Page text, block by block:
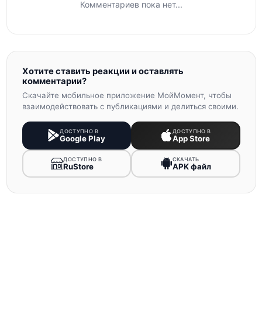
Комментариев пока нет...
Хотите ставить реакции и оставлять
комментарии?
Скачайте мобильное приложение МойМомент, чтобы
взаимодействовать с публикациями и делиться своими.
ДОСТУПНО В
Google Play
ДОСТУПНО В
App Store
ДОСТУПНО В
RuStore
СКАЧАТЬ
APK файл